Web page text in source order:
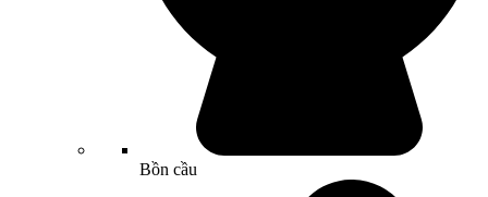
Bồn cầu